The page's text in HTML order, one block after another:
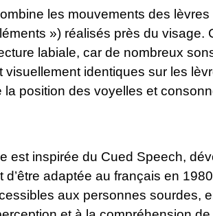
les mouvements des
») réalisés près du
labiale, car de nombreux
visuellement identiques sur les
la position des voyelles et
est inspirée du Cued Speech,
d’être adaptée au français en
aux personnes sourdes,